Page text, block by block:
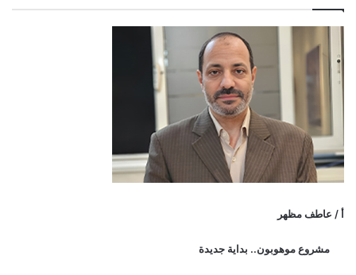
أ / عاطف مظهر
مشروع موهوبون.. بداية جديدة